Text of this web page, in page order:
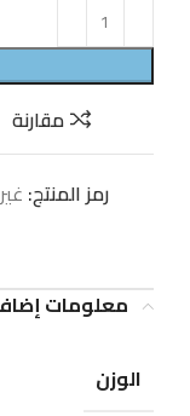
مقارنة
رمز المنتج:
معلومات
الوزن